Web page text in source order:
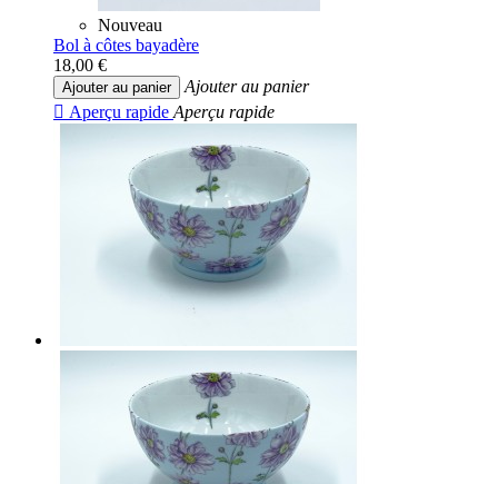
Nouveau
Bol à côtes bayadère
18,00 €
Ajouter au panier
Ajouter au panier
 Aperçu rapide Aperçu rapide